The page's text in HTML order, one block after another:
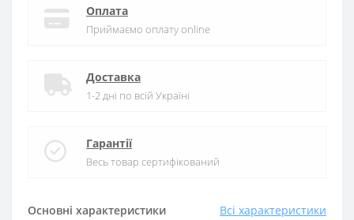
Основні характеристики Всі характеристики
Оплата
Приймаємо оплату online
Доставка
1-2 дні по всій Україні
Гарантії
Весь товар сертифікований